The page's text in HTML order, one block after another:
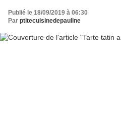
Publié le 18/09/2019 à 06:30
Par ptitecuisinedepauline